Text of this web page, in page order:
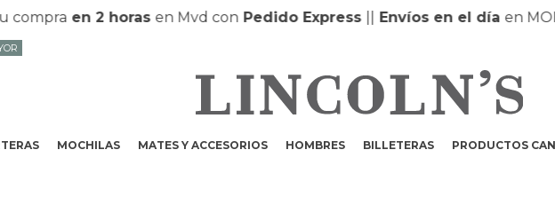
en 2 horasen Mvd conPedido Express||Envíos en el díaen
MOCHILAS MATES Y ACCESORIOS HOMBRES BILLETERAS PRODUCTOS